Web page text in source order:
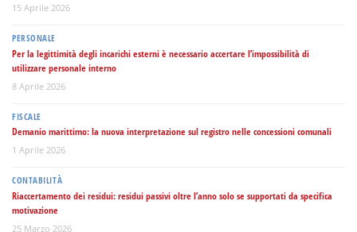
15 Aprile 2026
PERSONALE
Per la legittimità degli incarichi esterni è necessario accertare l’impossibilità di
utilizzare personale interno
8 Aprile 2026
FISCALE
Demanio marittimo: la nuova interpretazione sul registro nelle concessioni comunali
1 Aprile 2026
CONTABILITÀ
Riaccertamento dei residui: residui passivi oltre l’anno solo se supportati da specifica
motivazione
25 Marzo 2026